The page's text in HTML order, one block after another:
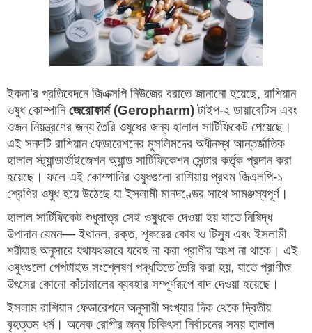
ইকনা’র প্রতিবেদনে জিএক্সপি নিউজের বরাতে জানানো হয়েছে, রাশিয়ান
ওষুধ কোম্পানিজেরোফার্ম (Geropharm)টাইপ-২ ডায়াবেটিস এবং
ওজন নিয়ন্ত্রণের জন্য তৈরি ওষুধের জন্য হালাল সার্টিফিকেট পেয়েছে।
এই সনদটি রাশিয়ান ফেডারেশনের মুসলিমদের অধীনস্থ আন্তর্জাতিক
হালাল স্ট্যান্ডার্ডাইজেশন অ্যান্ড সার্টিফিকেশন সেন্টার কর্তৃক প্রদান করা
হয়েছে। ফলে এই কোম্পানির ওষুধগুলো রাশিয়ায় প্রথম জিএলপি-১
শ্রেণির ওষুধ হয়ে উঠেছে যা ইসলামী মানদণ্ডের সাথে সামঞ্জস্যপূর্ণ।
হালাল সার্টিফিকেট শুধুমাত্র সেই ওষুধকে দেওয়া হয় যাতে নিষিদ্ধ
উপাদান যেমন— ইথানল, রক্ত, শূকরের কোষ ও টিস্যু এবং ইসলামী
শরীয়াহ অনুসারে যথাযথভাবে যবেহ না করা প্রাণীর অংশ না থাকে। এই
ওষুধগুলো পেপটাইড সংশ্লেষণ পদ্ধতিতে তৈরি করা হয়, যাতে প্রাণীজ
উৎসের কোনো কাঁচামালের ব্যবহার সম্পূর্ণরূপে বাদ দেওয়া হয়েছে।
ইসলাম রাশিয়ান ফেডারেশনে অনুসারী সংখ্যার দিক থেকে দ্বিতীয়
বৃহত্তম ধর্ম। অনেক রোগীর জন্য চিকিৎসা নির্বাচনের সময় হালাল